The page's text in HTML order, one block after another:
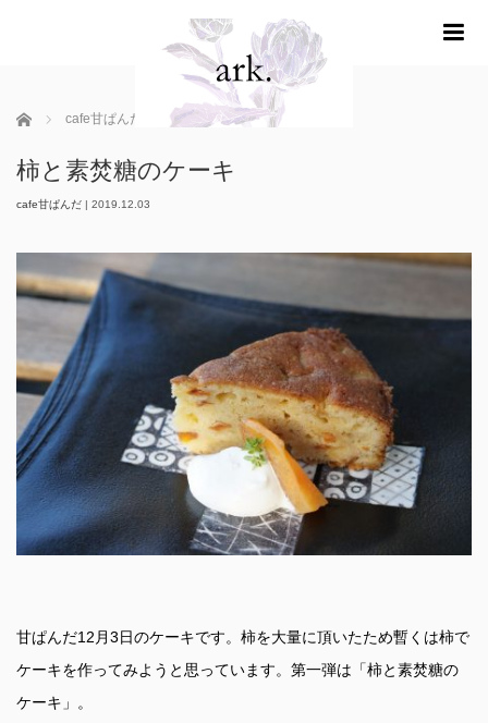
ホーム cafe甘ぱんだ 柿と素焚糖のケーキ
柿と素焚糖のケーキ
cafe甘ぱんだ | 2019.12.03
甘ぱんだ12月3日のケーキです。柿を大量に頂いたため暫くは柿で
ケーキを作ってみようと思っています。第一弾は「柿と素焚糖の
ケーキ」。